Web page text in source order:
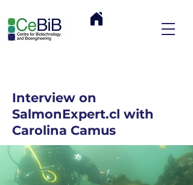
Interview on
SalmonExpert.cl with
Carolina Camus